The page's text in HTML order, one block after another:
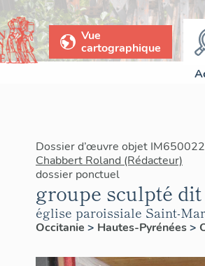
Vue
cartographique
Dossier d’œuvre objet
Chabbert Roland (Rédacteur)
dossier ponctuel
groupe sculpté
église paroissiale Saint-
Occitanie > Hautes-Pyrénées>